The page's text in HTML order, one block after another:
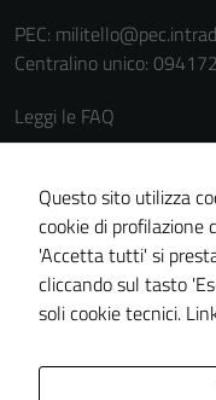
PEC:
Centralino unico:
Leggi le FAQ
Segnalazione disservizio
Richiesta assistenza
Amministrazione
Informativa privacy
Questo sito utilizza
cookie di profilazione
'Accetta tutti' si
cliccando sul tasto
soli cookie tecnici.